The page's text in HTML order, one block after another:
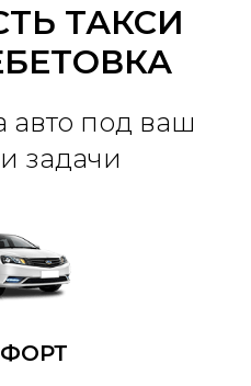
ТАКСИ
авто под ваш
задачи